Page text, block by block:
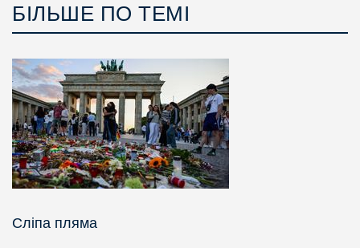
БІЛЬШЕ ПО ТЕМІ
Сліпа пляма